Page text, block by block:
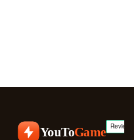
YouToGame